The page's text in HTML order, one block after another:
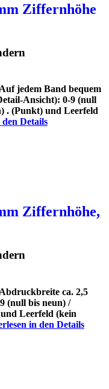
Ziffernhöhe
jedem Band bequem
Ansicht): 0-9 (null
. (Punkt) und Leerfeld
Details
Ziffernhöhe,
ca. 2,5
(null bis neun) /
Leerfeld (kein
in den Details